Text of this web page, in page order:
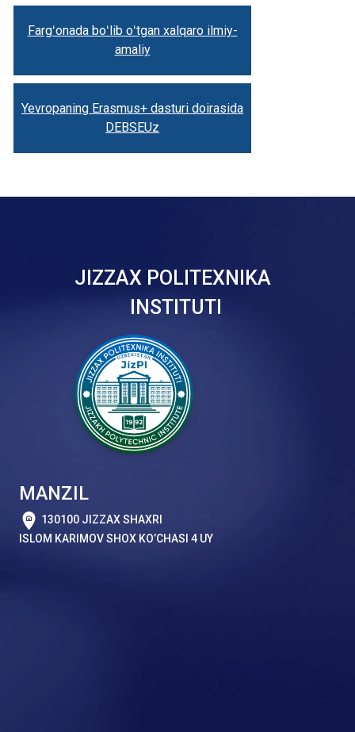
Fargʻonada boʻlib oʻtgan xalqaro ilmiy-
amaliy
Yevropaning Erasmus+ dasturi doirasida
DEBSEUz
JIZZAX POLITEXNIKA
INSTITUTI
MANZIL
130100 JIZZAX SHAXRI
ISLOM KARIMOV SHOX KO’CHASI 4 UY